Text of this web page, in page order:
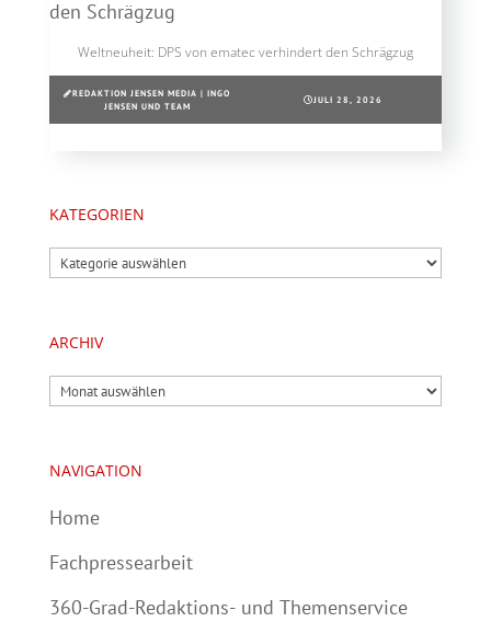
Weltneuheit: DPS von ematec verhindert den Schrägzug
REDAKTION JENSEN MEDIA | INGO
JENSEN UND TEAM
JULI 28, 2026
KATEGORIEN
Kategorien
ARCHIV
Archiv
NAVIGATION
Home
Fachpressearbeit
360-Grad-Redaktions- und Themenservice